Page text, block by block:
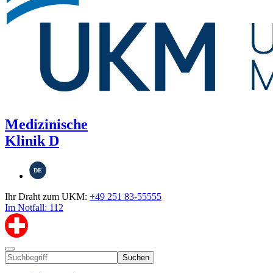
Medizinische
Klinik D
DE
Ihr Draht zum UKM: +49 251 83-55555
Im Notfall: 112
Suchen